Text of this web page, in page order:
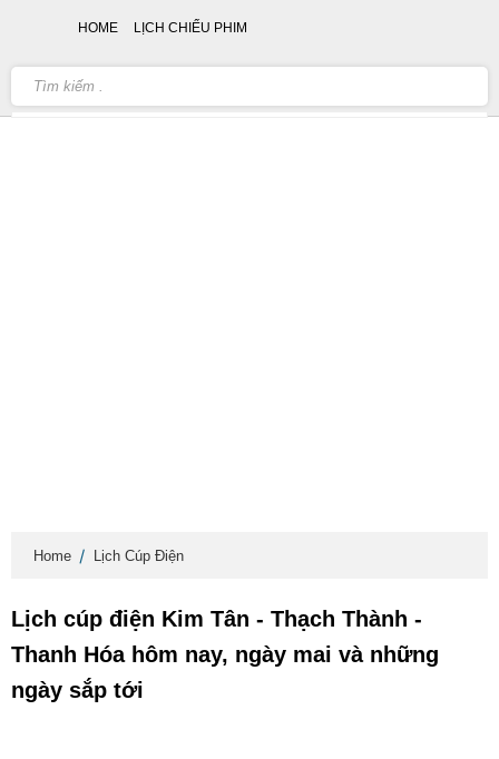
Home Lịch Cúp Điện
Lịch cúp điện Kim Tân - Thạch Thành -
Thanh Hóa hôm nay, ngày mai và những
ngày sắp tới
HOME LỊCH CHIẾU PHIM